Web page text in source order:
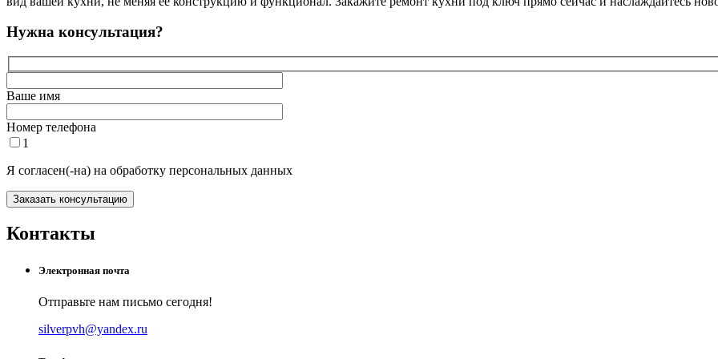
Нужна консультация?
Ваше имя
Номер телефона
1
Я согласен(-на) на обработку персональных данных
Контакты
Электронная почта
Отправьте нам письмо сегодня!
silverpvh@yandex.ru